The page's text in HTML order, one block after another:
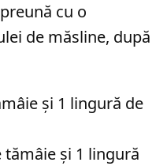
cu o
de măsline, după
și 1 lingură de
tămâie și 1 lingură